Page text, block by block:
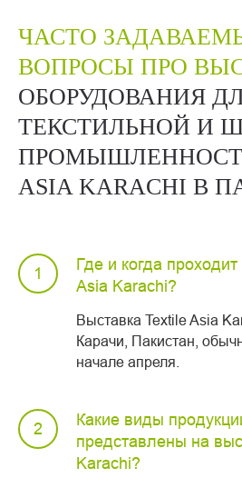
ЧАСТО
ВОПРОСЫ ПРО
ОБОРУДОВАНИЯ
ТЕКСТИЛЬНОЙ И
ASIA KARACHI В
Где и когда
Asia Karachi?
Выставка Textile Asia
Карачи, Пакистан,
начале апреля.
Какие виды
представлены на
Karachi?